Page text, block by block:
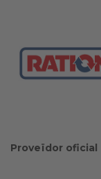
Proveïdor oficial